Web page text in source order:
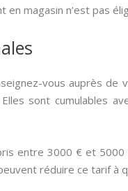
en magasin n’est pas
vous auprès
sont cumulables
entre 3000 € et
réduire ce tarif à